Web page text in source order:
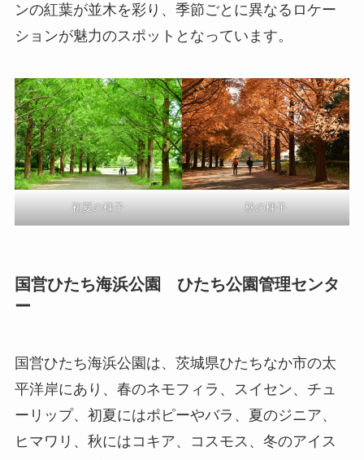
ンの紅葉が並木を彩り、季節ごとに異なるロケー
ションが魅力のスポットとなっています。
初夏の様子 秋の様子
国営ひたち海浜公園 ひたち公園管理センタ
ー
国営ひたち海浜公園は、茨城県ひたちなか市の太
平洋岸にあり、春のネモフィラ、スイセン、チュ
ーリップ、初夏にはポピーやバラ、夏のジニア、
ヒマワリ、秋にはコキア、コスモス、冬のアイス